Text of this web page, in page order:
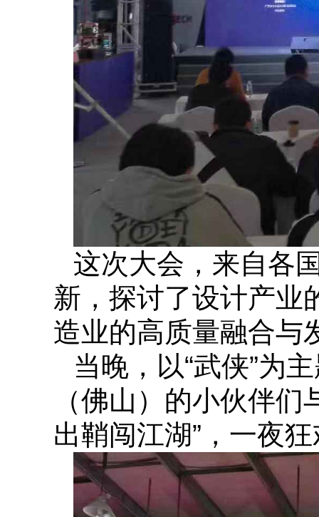
这次大会，来自各
新，探讨了设计产业
造业的高质量融合与
当晚，以“武侠”为
（佛山）的小伙伴们
出鞘闯江湖”，一夜